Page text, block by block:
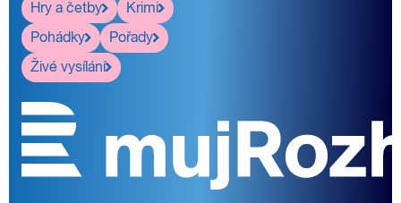
Hry a četby
Krimi
Pohádky
Pořady
Živé vysílání